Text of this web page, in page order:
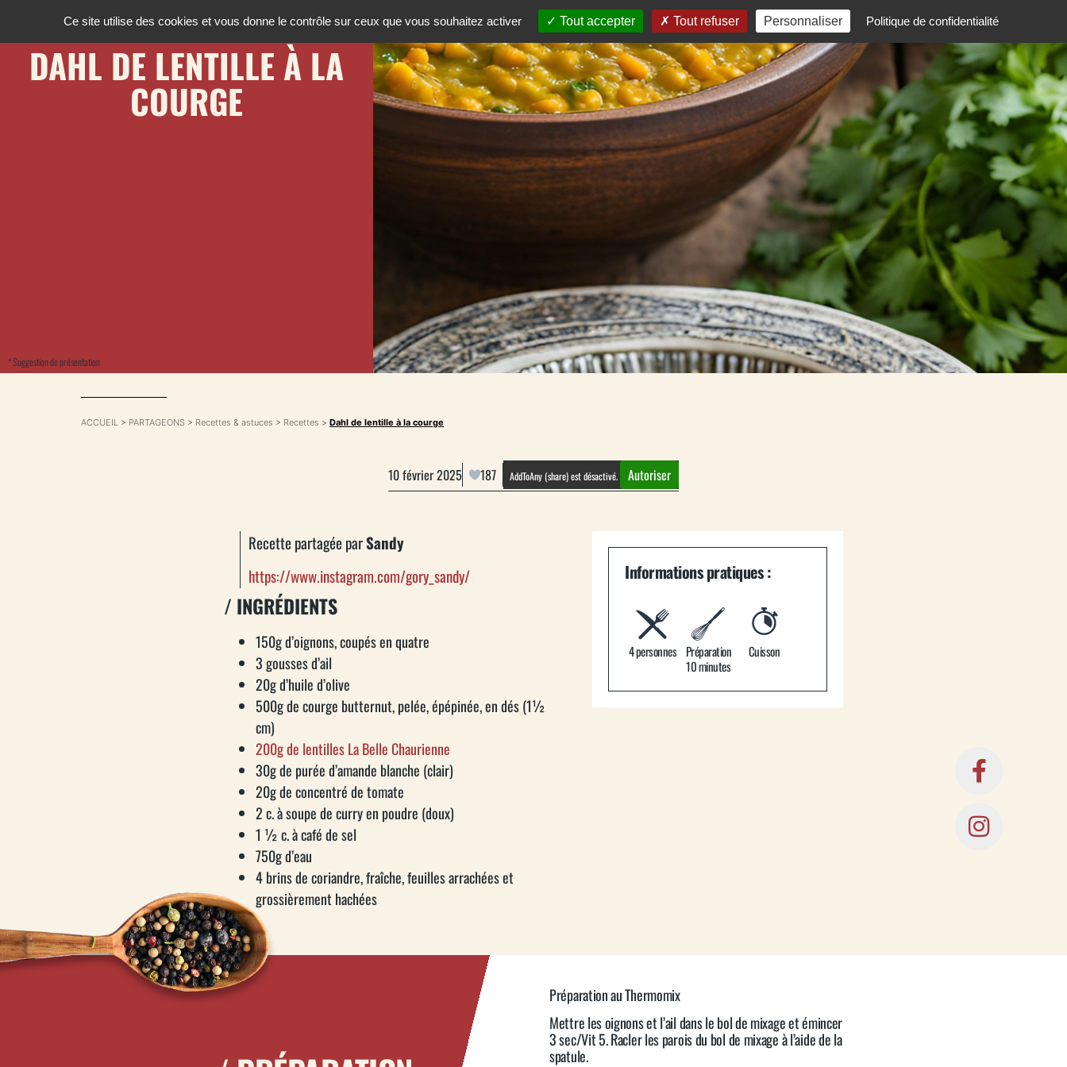
DÉGUSTONS DÉCOUVRONS PARTAGEONS CONTACT
DAHL DE LENTILLE À LA
COURGE
* Suggestion de présentation
ACCUEIL > PARTAGEONS > Recettes & astuces > Recettes > Dahl de lentille à la courge
10 février 2025 187 AddToAny (share) est désactivé. Autoriser
Recette partagée parSandy
https://www.instagram.com/gory_sandy/
/ INGRÉDIENTS
150g d’oignons, coupés en quatre
3 gousses d’ail
20g d’huile d’olive
500g de courge butternut, pelée, épépinée, en dés (1½
cm)
200g de lentilles La Belle Chaurienne
30g de purée d’amande blanche (clair)
20g de concentré de tomate
2 c. à soupe de curry en poudre (doux)
1 ½ c. à café de sel
750g d’eau
4 brins de coriandre, fraîche, feuilles arrachées et
grossièrement hachées
Informations pratiques :
4 personnes Préparation
10 minutes
Cuisson
Préparation au Thermomix
Mettre les oignons et l’ail dans le bol de mixage et émincer
3 sec/Vit 5. Racler les parois du bol de mixage à l’aide de la
spatule.
Ce site utilise des cookies et vous donne le contrôle sur ceux que vous souhaitez activer Tout accepter Tout refuser Personnaliser Politique de confidentialité